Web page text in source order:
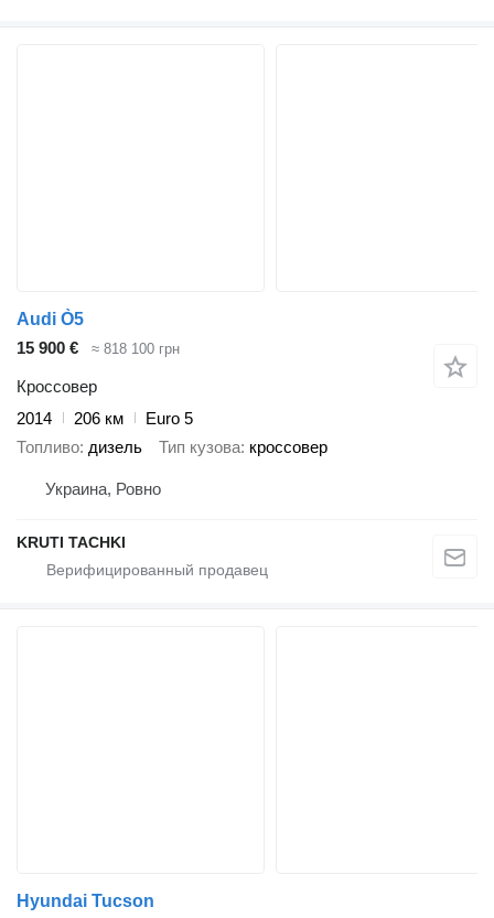
Audi Ò5
15 900 €
≈ 818 100 грн
Кроссовер
2014
206 км
Euro 5
Топливо дизель Тип кузова кроссовер
Украина, Ровно
KRUTI TACHKI
Hyundai Tucson